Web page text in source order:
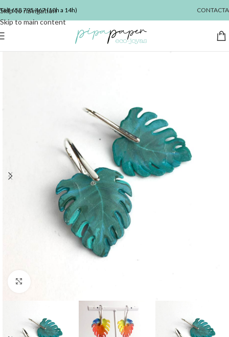
Skip to navigation
Skip to main content
Telf658 795 467(10h a 14h) CONTACTA